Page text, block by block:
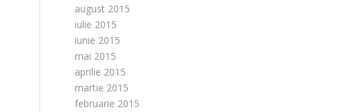
august 2015
iulie 2015
iunie 2015
mai 2015
aprilie 2015
martie 2015
februarie 2015